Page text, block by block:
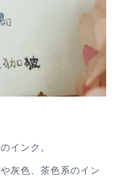
インク。
灰色、茶色系のイン